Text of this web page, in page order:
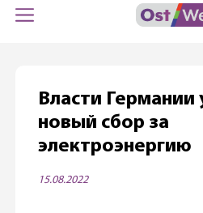
Власти Германии
новый сбор за
электроэнергию
15.08.2022